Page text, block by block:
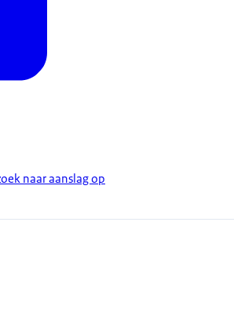
naar aanslag op